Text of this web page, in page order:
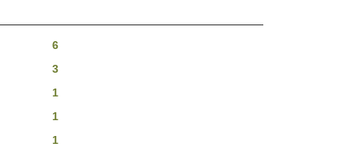
6
3
1
1
1